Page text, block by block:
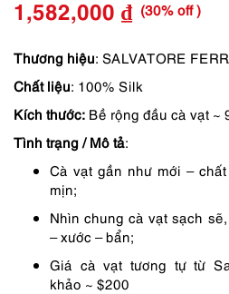
Giá
gốc
là:
1,582,000 ₫
Giá
hiện
tại
là:
(30% off )
Thương hiệu: SALVATORE
Chất liệu: 100% Silk
Kích thước: Bề rộng đầu cà vạt ~
Tình trạng / Mô tả:
Cà vạt gần như mới –
mịn;
Nhìn chung cà vạt sạch
– xước – bẩn;
Giá cà vạt tương tự từ
khảo ~ $200